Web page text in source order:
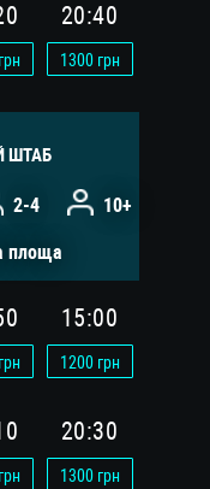
20:40
1300грн
ШТАБ
2-4 10+
площа
15:00
1200грн
20:30
1300грн